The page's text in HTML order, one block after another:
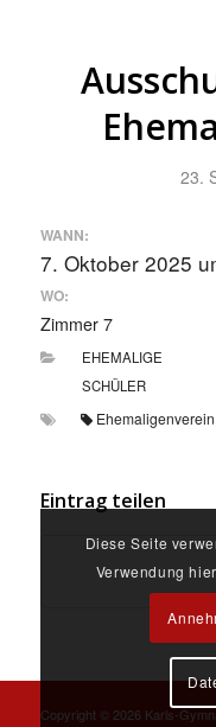
23.
WANN:
7. Oktober 2025
WO:
Zimmer 7
EHEMALIGE
SCHÜLER
Ehemaligenverein
Eintrag teilen
Copyright © 2026 Karls-
Diese Seite
Verwendung